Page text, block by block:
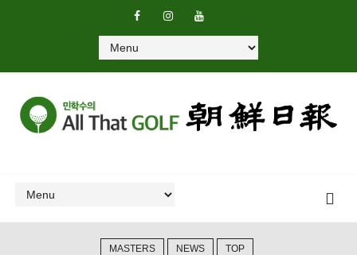
MASTERS NEWS TOP